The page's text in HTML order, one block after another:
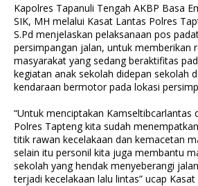
Kapolres Tapanuli Tengah AKBP Basa
SIK, MH melalui Kasat Lantas Polres
S.Pd menjelaskan pelaksanaan pos
persimpangan jalan, untuk memberikan
masyarakat yang sedang beraktifitas
kegiatan anak sekolah didepan sekolah
kendaraan bermotor pada lokasi
“Untuk menciptakan Kamseltibcarlantas
Polres Tapteng kita sudah
titik rawan kecelakaan dan kemacetan
selain itu personil kita juga membantu
sekolah yang hendak menyeberangi
terjadi kecelakaan lalu lintas” ucap Kasat